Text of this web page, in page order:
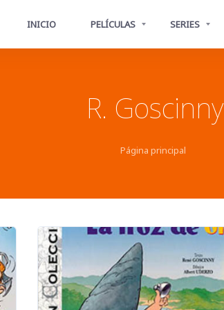
INICIO PELÍCULAS SERIES
R. Goscinny
Página principal